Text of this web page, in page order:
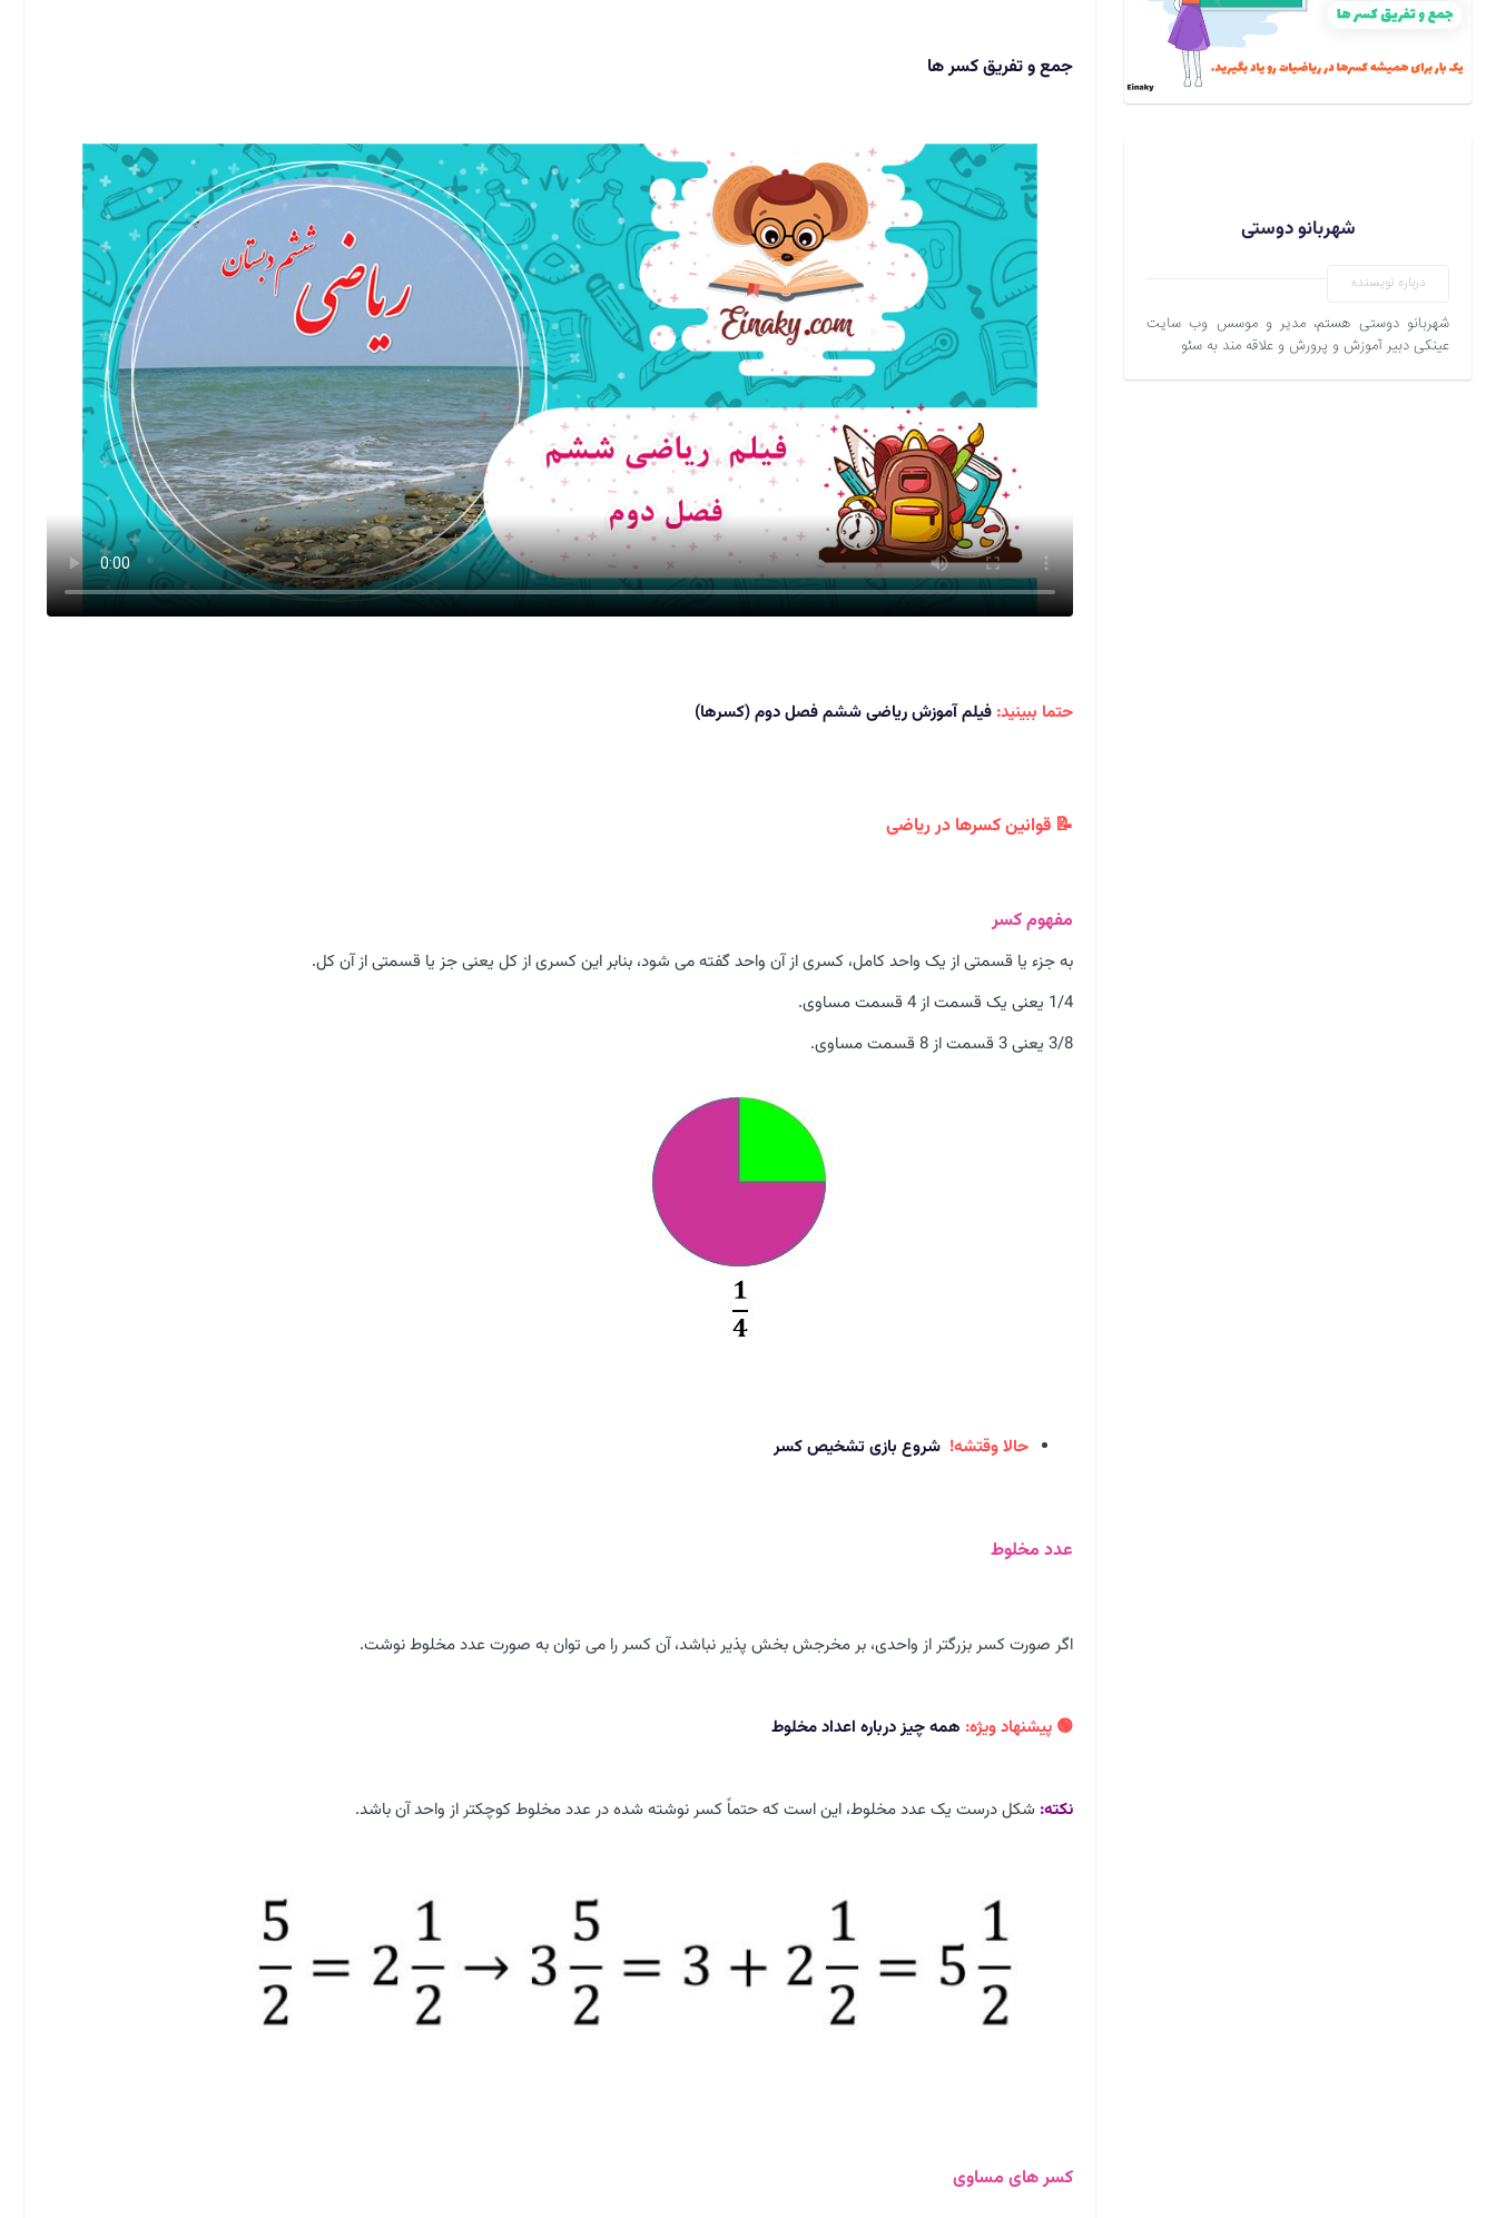
شهربانو دوستی
درباره نویسنده
شهربانو دوستی هستم، مدیر و موسس وب سایت
عینکی دبیر آموزش و پرورش و علاقه مند به سئو
جمع و تفریق کسر ها
حتما ببینید: فیلم آموزش ریاضی ششم فصل دوم (کسرها)
📝 قوانین کسرها در ریاضی
مفهوم کسر
به جزء یا قسمتی از یک واحد کامل، کسری از آن واحد گفته می شود، بنابر این کسری از کل یعنی جز یا قسمتی از آن کل.
1/4 یعنی یک قسمت از 4 قسمت مساوی.
3/8 یعنی 3 قسمت از 8 قسمت مساوی.
حالا وقتشه! شروع بازی تشخیص کسر
عدد مخلوط
اگر صورت کسر بزرگتر از واحدی، بر مخرجش بخش پذیر نباشد، آن کسر را می توان به صورت عدد مخلوط نوشت.
🟢 پیشنهاد ویژه: همه چیز درباره اعداد مخلوط
نکته: شکل درست یک عدد مخلوط، این است که حتماً کسر نوشته شده در عدد مخلوط کوچکتر از واحد آن باشد.
کسر های مساوی